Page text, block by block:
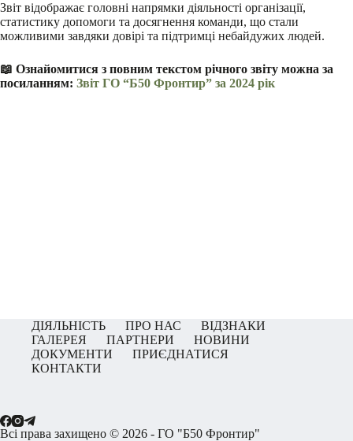
Звіт відображає головні напрямки діяльності організації,
статистику допомоги та досягнення команди, що стали
можливими завдяки довірі та підтримці небайдужих людей.
📖 Ознайомитися з повним текстом річного звіту можна за
посиланням: Звіт ГО “Б50 Фронтир” за 2024 рік
ДІЯЛЬНІСТЬ ПРО НАС
ВІДЗНАКИ
ГАЛЕРЕЯ
ПАРТНЕРИ
НОВИНИ
ДОКУМЕНТИ
ПРИЄДНАТИСЯ
КОНТАКТИ
Всі права захищено © 2026 - ГО "Б50 Фронтир"